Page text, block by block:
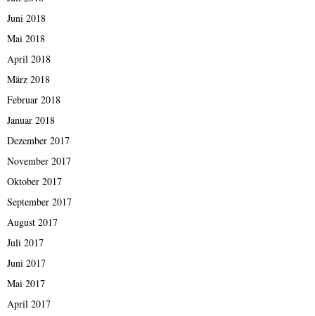
Juni 2018
Mai 2018
April 2018
März 2018
Februar 2018
Januar 2018
Dezember 2017
November 2017
Oktober 2017
September 2017
August 2017
Juli 2017
Juni 2017
Mai 2017
April 2017